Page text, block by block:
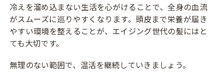
冷えを溜め込まない生活を心がけることで、全身の血流
がスムーズに巡りやすくなります。頭皮まで栄養が届き
やすい環境を整えることが、エイジング世代の髪にはと
ても大切です。
無理のない範囲で、温活を継続していきましょう。